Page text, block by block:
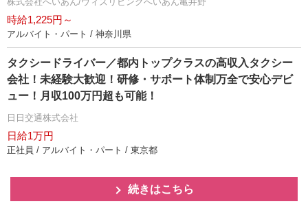
時給1,225円～
アルバイト・パート / 神奈川県
タクシードライバー／都内トップクラスの高収入タクシー
会社！未経験大歓迎！研修・サポート体制万全で安心デビ
ュー！月収100万円超も可能！
日日交通株式会社
日給1万円
正社員 / アルバイト・パート / 東京都
続きはこちら